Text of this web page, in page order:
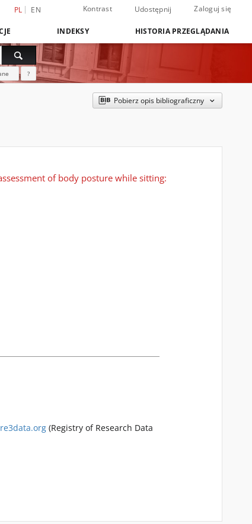
PL EN Kontrast Udostępnij Zaloguj się
INDEKSY HISTORIA PRZEGLĄDANIA
?
Pobierz opis bibliograficzny
of body posture while sitting:
re3data.org (Registry of Research Data